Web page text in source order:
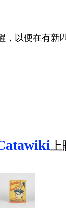
，以便在有新
上